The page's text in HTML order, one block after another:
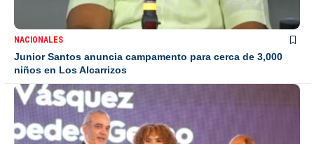
NACIONALES
Junior Santos anuncia campamento para cerca de 3,000
niños en Los Alcarrizos